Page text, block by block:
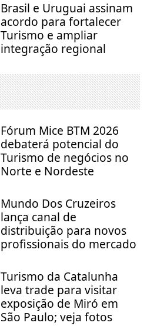
Brasil e Uruguai assinam
acordo para fortalecer
Turismo e ampliar
integração regional
Fórum Mice BTM 2026
debaterá potencial do
Turismo de negócios no
Norte e Nordeste
Mundo Dos Cruzeiros
lança canal de
distribuição para novos
profissionais do mercado
Turismo da Catalunha
leva trade para visitar
exposição de Miró em
São Paulo; veja fotos